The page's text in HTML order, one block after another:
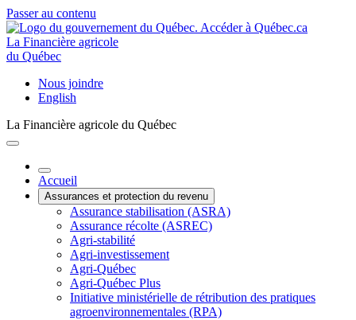
Passer au contenu
La Financière agricole
du Québec
Nous joindre
English
La Financière agricole du Québec
Accueil
Assurances et protection du revenu
Assurance stabilisation (ASRA)
Assurance récolte (ASREC)
Agri-stabilité
Agri-investissement
Agri-Québec
Agri-Québec Plus
Initiative ministérielle de rétribution des pratiques
agroenvironnementales (RPA)